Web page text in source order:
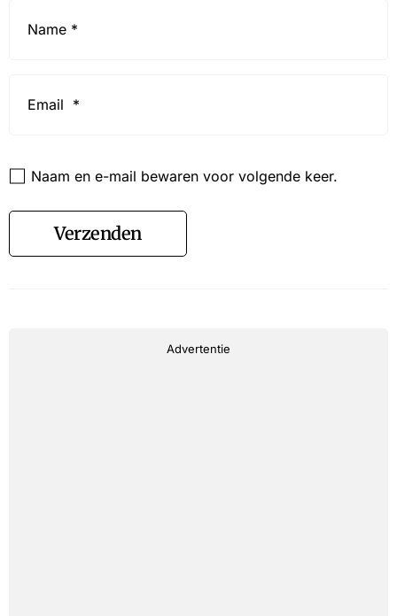
Naam en e-mail bewaren voor volgende keer.
Verzenden
Advertentie